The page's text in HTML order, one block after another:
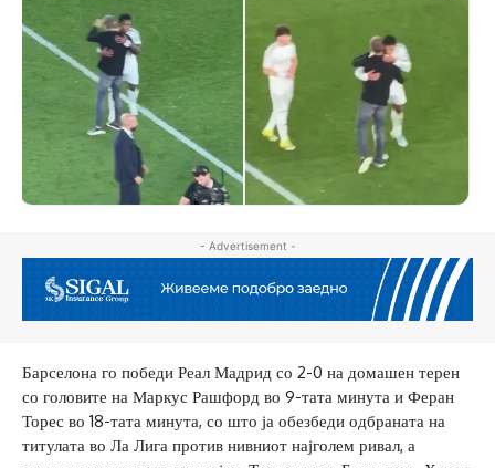
- Advertisement -
Барселона го победи Реал Мадрид со 2-0 на домашен терен
со головите на Маркус Рашфорд во 9-тата минута и Феран
Торес во 18-тата минута, со што ја обезбеди одбраната на
титулата во Ла Лига против нивниот најголем ривал, а